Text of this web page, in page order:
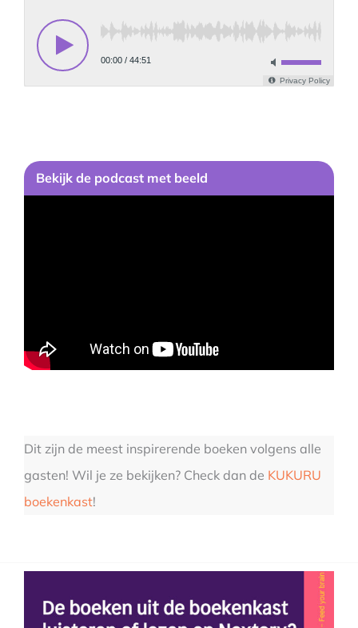
Bekijk de podcast met beeld
Dit zijn de meest inspirerende boeken volgens alle
gasten! Wil je ze bekijken? Check dan de KUKURU
boekenkast!